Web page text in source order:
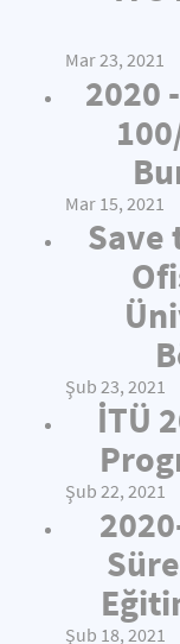
Mar 23, 2021
2020
Mar 15, 2021
Save
Şub 23, 2021
İTÜ
Şub 22, 2021
Şub 18, 2021